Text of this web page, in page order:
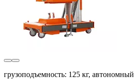
грузоподъемность: 125 кг,